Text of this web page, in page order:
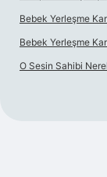
Bebek Yerleşme
Bebek Yerleşme
O Sesin Sahibi